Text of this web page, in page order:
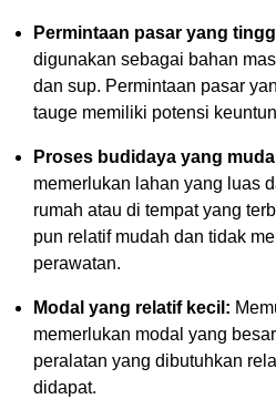
Permintaan pasar yang
digunakan sebagai bahan
dan sup. Permintaan pasar
tauge memiliki potensi
Proses budidaya yang
memerlukan lahan yang luas
rumah atau di tempat yang
pun relatif mudah dan tidak
perawatan.
Modal yang relatif kecil:
memerlukan modal yang
peralatan yang dibutuhkan
didapat.